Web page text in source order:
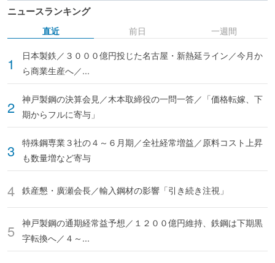
ニュースランキング
直近
日本製鉄／３０００億円投じた名古屋・新熱延ライン／今月か
ら商業生産へ／...
神戸製鋼の決算会見／木本取締役の一問一答／「価格転嫁、下
期からフルに寄与」
特殊鋼専業３社の４～６月期／全社経常増益／原料コスト上昇
も数量増など寄与
鉄産懇・廣瀬会長／輸入鋼材の影響「引き続き注視」
神戸製鋼の通期経常益予想／１２００億円維持、鉄鋼は下期黒
字転換へ／４～...
前日 一週間